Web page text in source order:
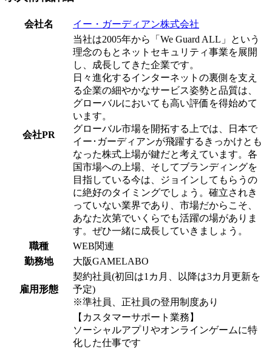
会社名 イー・ガーディアン株式会社
会社PR
当社は2005年から「We Guard ALL」という
理念のもとネットセキュリティ事業を展開
し、成長してきた企業です。
日々進化するインターネットの裏側を支え
る企業の細やかなサービス姿勢と品質は、
グローバルにおいても高い評価を得始めて
います。
グローバル市場を開拓する上では、日本で
イー･ガーディアンが飛躍するきっかけとも
なった株式上場が鍵だと考えています。各
国市場への上場、そしてブランディングを
目指している今は、ジョインしてもらうの
に絶好のタイミングでしょう。確立されき
っていない業界であり、市場だからこそ、
あなた次第でいくらでも活躍の場がありま
す。ぜひ一緒に成長していきましょう。
職種
WEB関連
勤務地
大阪GAMELABO
雇用形態
契約社員(初回は1カ月、以降は3カ月更新を
予定)
※準社員、正社員の登用制度あり
【カスタマーサポート業務】
ソーシャルアプリやオンラインゲームに特
化した仕事です